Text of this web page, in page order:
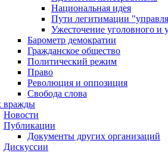
Национальная идея
Пути легитимации
Ужесточение уголовного и
Барометр демократии
Гражданское общество
Политический режим
Право
Революция и оппозиция
Свобода слова
вражды
Новости
Публикации
Документы других организаций
Дискуссии